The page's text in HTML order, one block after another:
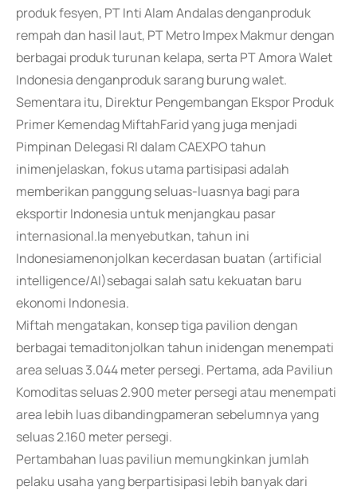
produk fesyen, PT Inti Alam Andalas denganproduk
rempah dan hasil laut, PT Metro Impex Makmur dengan
berbagai produk turunan kelapa, serta PT Amora Walet
Indonesia denganproduk sarang burung walet.
Sementara itu, Direktur Pengembangan Ekspor Produk
Primer Kemendag MiftahFarid yang juga menjadi
Pimpinan Delegasi RI dalam CAEXPO tahun
inimenjelaskan, fokus utama partisipasi adalah
memberikan panggung seluas-luasnya bagi para
eksportir Indonesia untuk menjangkau pasar
internasional.Ia menyebutkan, tahun ini
Indonesiamenonjolkan kecerdasan buatan (artificial
intelligence/AI)sebagai salah satu kekuatan baru
ekonomi Indonesia.
Miftah mengatakan, konsep tiga pavilion dengan
berbagai temaditonjolkan tahun inidengan menempati
area seluas 3.044 meter persegi. Pertama, ada Paviliun
Komoditas seluas 2.900 meter persegi atau menempati
area lebih luas dibandingpameran sebelumnya yang
seluas 2.160 meter persegi.
Pertambahan luas paviliun memungkinkan jumlah
pelaku usaha yang berpartisipasi lebih banyak dari